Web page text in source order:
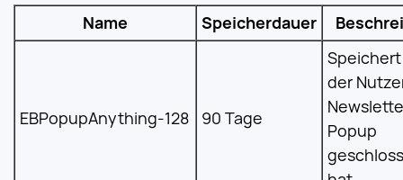
Name Speicherdauer
EBPopupAnything-128 90 Tage
der
Popup